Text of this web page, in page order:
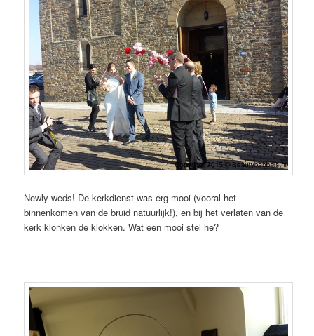
Newly weds! De kerkdienst was erg mooi (vooral het
binnenkomen van de bruid natuurlijk!), en bij het verlaten van de
kerk klonken de klokken. Wat een mooi stel he?